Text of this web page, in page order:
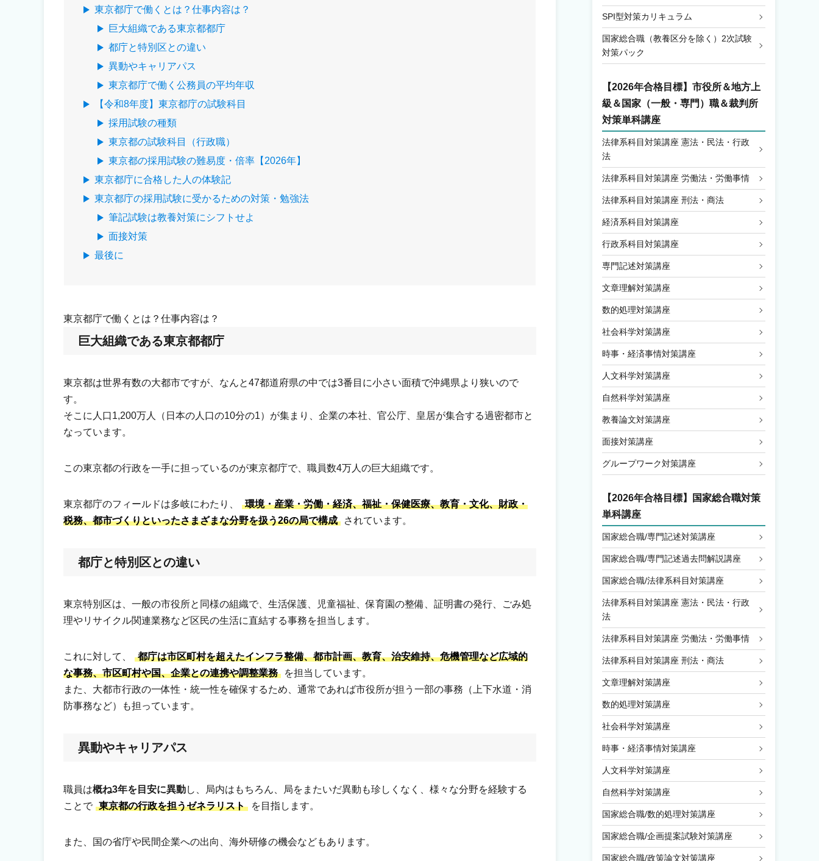
東京都庁で働くとは？仕事内容は？
巨大組織である東京都都庁
都庁と特別区との違い
異動やキャリアパス
東京都庁で働く公務員の平均年収
【令和8年度】東京都庁の試験科目
採用試験の種類
東京都の試験科目（行政職）
東京都の採用試験の難易度・倍率【2026年】
東京都庁に合格した人の体験記
東京都庁の採用試験に受かるための対策・勉強法
筆記試験は教養対策にシフトせよ
面接対策
最後に
東京都庁で働くとは？仕事内容は？
巨大組織である東京都都庁
東京都は世界有数の大都市ですが、なんと47都道府県の中では3番目に小さい面積で沖縄県より狭いので
す。
そこに人口1,200万人（日本の人口の10分の1）が集まり、企業の本社、官公庁、皇居が集合する過密都市と
なっています。
この東京都の行政を一手に担っているのが東京都庁で、職員数4万人の巨大組織です。
東京都庁のフィールドは多岐にわたり、
環境・産業・労働・経済、福祉・保健医療、教育・文化、財政・
税務、都市づくりといったさまざまな分野を扱う26の局で構成
されています。
都庁と特別区との違い
東京特別区は、一般の市役所と同様の組織で、生活保護、児童福祉、保育園の整備、証明書の発行、ごみ処
理やリサイクル関連業務など区民の生活に直結する事務を担当します。
これに対して、
都庁は市区町村を超えたインフラ整備、都市計画、教育、治安維持、危機管理など広域的
な事務、市区町村や国、企業との連携や調整業務
を担当しています。
また、大都市行政の一体性・統一性を確保するため、通常であれば市役所が担う一部の事務（上下水道・消
防事務など）も担っています。
異動やキャリアパス
職員は概ね3年を目安に異動し、局内はもちろん、局をまたいだ異動も珍しくなく、様々な分野を経験する
ことで 東京都の行政を担うゼネラリスト を目指します。
また、国の省庁や民間企業への出向、海外研修の機会などもあります。
SPI型対策カリキュラム
国家総合職（教養区分を除く）2次試験
対策パック
【2026年合格目標】 市役所＆地方上
級＆国家（一般・専門）職＆裁判所
対策単科講座
法律系科目対策講座 憲法・民法・行政
法
法律系科目対策講座 労働法・労働事情
法律系科目対策講座 刑法・商法
経済系科目対策講座
行政系科目対策講座
専門記述対策講座
文章理解対策講座
数的処理対策講座
社会科学対策講座
時事・経済事情対策講座
人文科学対策講座
自然科学対策講座
教養論文対策講座
面接対策講座
グループワーク対策講座
【2026年合格目標】国家総合職対策
単科講座
国家総合職/専門記述対策講座
国家総合職/専門記述過去問解説講座
国家総合職/法律系科目対策講座
法律系科目対策講座 憲法・民法・行政
法
法律系科目対策講座 労働法・労働事情
法律系科目対策講座 刑法・商法
文章理解対策講座
数的処理対策講座
社会科学対策講座
時事・経済事情対策講座
人文科学対策講座
自然科学対策講座
国家総合職/数的処理対策講座
国家総合職/企画提案試験対策講座
国家総合職/政策論文対策講座